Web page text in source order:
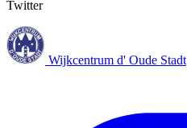
Twitter
Wijkcentrum d' Oude Stadt